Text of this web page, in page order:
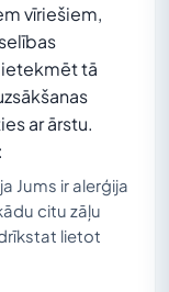
vīriešiem,
ietekmēt tā
ar ārstu.
ja Jums ir alerģija
citu zāļu
lietot